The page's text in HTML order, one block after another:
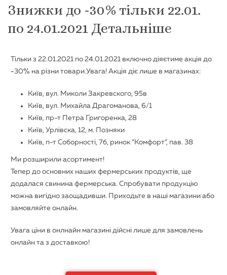
Знижки до -30% тільки 22.01.
по 24.01.2021 Детальніше
Тільки з 22.01.2021 по 24.01.2021 включно діяєтиме акція до
-30% на різни товари.Увага! Акція діє лише в магазинах:
Київ, вул. Миколи Закревского, 95в
Київ, вул. Михайла Драгоманова, 6/1
Київ, пр-т Петра Григоренка, 28
Київ, Урлівска, 12, м. Позняки
Київ, п-т Соборності, 7б, ринок “Комфорт”, пав. 38
Ми розширили асортимент!
Тепер до основних наших фермерських продуктів, ще
додалася свинина фермерська. Спробувати продукцію
можна вигідно заощадивши. Приходьте в наші магазини або
замовляйте онлайн.
Увага ціни в онлнайн магазині дійсні лише для замовлень
онлайн та з доставкою!